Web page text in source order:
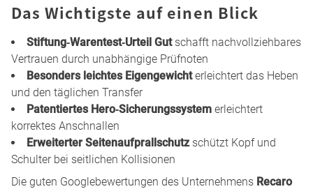
Das Wichtigste auf einen Blick
Stiftung‑Warentest‑Urteil Gutschafft nachvollziehbares
Vertrauen durch unabhängige Prüfnoten
Besonders leichtes Eigengewichterleichtert das Heben
und den täglichen Transfer
Patentiertes Hero‑Sicherungssystem erleichtert
korrektes Anschnallen
Erweiterter Seitenaufprallschutzschützt Kopf und
Schulter bei seitlichen Kollisionen
Die guten Googlebewertungen des Unternehmens Recaro